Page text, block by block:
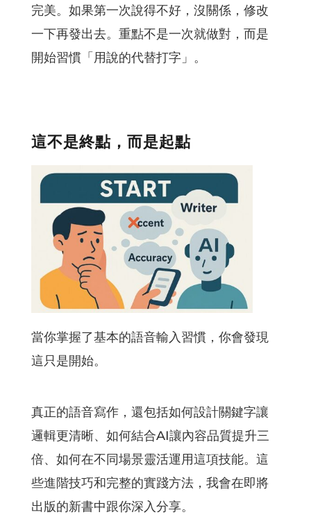
完美。如果第一次說得不好，沒關係，修改
一下再發出去。重點不是一次就做對，而是
開始習慣「用說的代替打字」。
這不是終點，而是起點
當你掌握了基本的語音輸入習慣，你會發現
這只是開始。
真正的語音寫作，還包括如何設計關鍵字讓
邏輯更清晰、如何結合AI讓內容品質提升三
倍、如何在不同場景靈活運用這項技能。這
些進階技巧和完整的實踐方法，我會在即將
出版的新書中跟你深入分享。